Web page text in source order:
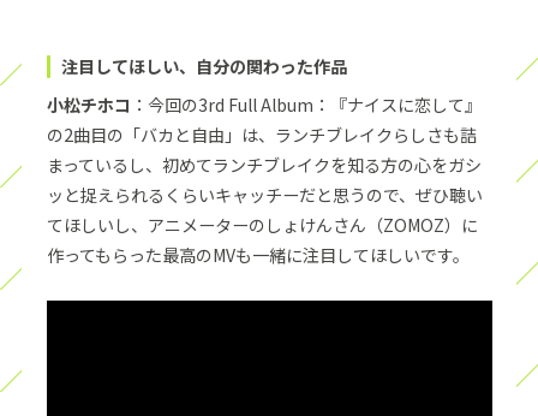
注目してほしい、自分の関わった作品
小松チホコ ：今回の3rd Full Album：『ナイスに恋して』
の2曲目の「バカと自由」は、ランチブレイクらしさも詰
まっているし、初めてランチブレイクを知る方の心をガシ
ッと捉えられるくらいキャッチーだと思うので、ぜひ聴い
てほしいし、アニメーターのしょけんさん（ZOMOZ）に
作ってもらった最高のMVも一緒に注目してほしいです。